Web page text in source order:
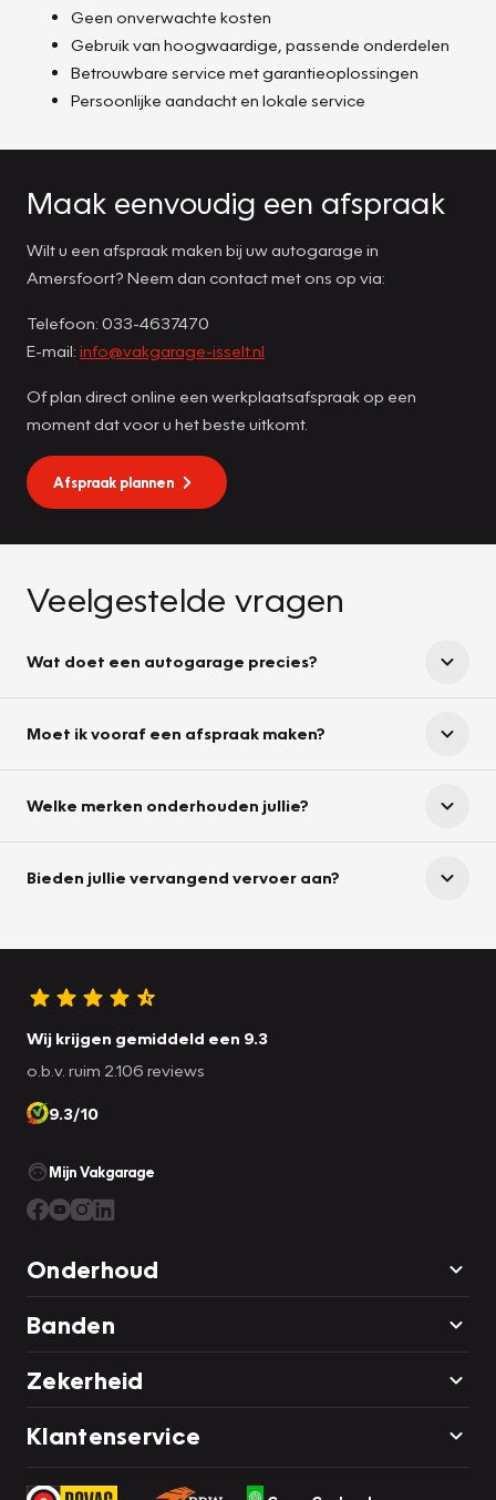
Geen onverwachte kosten
Gebruik van hoogwaardige, passende onderdelen
Betrouwbare service met garantieoplossingen
Persoonlijke aandacht en lokale service
Maak eenvoudig een afspraak
Wilt u een afspraak maken bij uw autogarage in
Amersfoort? Neem dan contact met ons op via:
Telefoon: 033-4637470
E-mail: info@vakgarage-isselt.nl
Of plan direct online een werkplaatsafspraak op een
moment dat voor u het beste uitkomt.
Afspraak plannen
Veelgestelde vragen
Wat doet een autogarage precies?
Moet ik vooraf een afspraak maken?
Welke merken onderhouden jullie?
Bieden jullie vervangend vervoer aan?
Wij krijgen gemiddeld een 9.3
o.b.v. ruim 2.106 reviews
9.3/10
Mijn Vakgarage
Onderhoud
Banden
Zekerheid
Klantenservice